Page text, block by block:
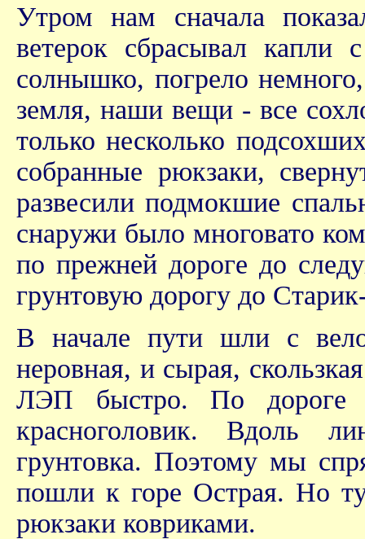
Утром нам сначала
ветерок сбрасывал
солнышко, погрело
земля, наши вещи - все
только несколько
собранные рюкзаки,
развесили подмокшие
снаружи было многовато
по прежней дороге до
грунтовую дорогу до
В начале пути шли с
неровная, и сырая,
ЛЭП быстро. По дороге
красноголовик. Вдоль
грунтовка. Поэтому мы
пошли к горе Острая. Но
рюкзаки ковриками.